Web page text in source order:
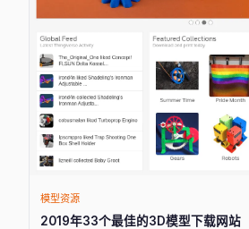
模型资源
2019年33个最佳的3D模型下载网站